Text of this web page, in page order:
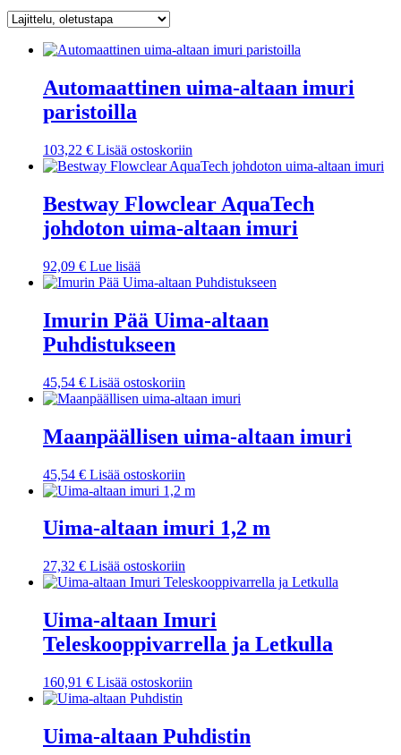
Automaattinen uima-altaan imuri
paristoilla
103,22 € Lisää ostoskoriin
Bestway Flowclear AquaTech
johdoton uima-altaan imuri
92,09 € Lue lisää
Imurin Pää Uima-altaan
Puhdistukseen
45,54 € Lisää ostoskoriin
Maanpäällisen uima-altaan imuri
45,54 € Lisää ostoskoriin
Uima-altaan imuri 1,2 m
27,32 € Lisää ostoskoriin
Uima-altaan Imuri
Teleskooppivarrella ja Letkulla
160,91 € Lisää ostoskoriin
Uima-altaan Puhdistin